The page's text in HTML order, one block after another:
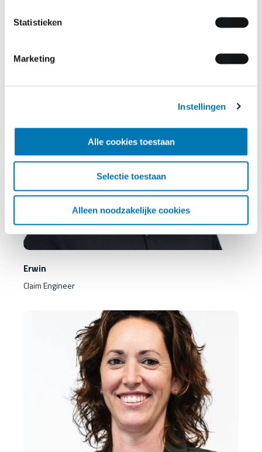
Statistieken
Marketing
Instellingen
Alle cookies toestaan
Selectie toestaan
Alleen noodzakelijke cookies
Manager Claims
Erwin
Claim Engineer